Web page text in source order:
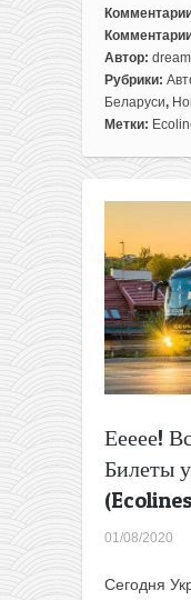
к
записи
Старт
автобусных
Автор:
Рубрики:
Беларуси,
Метки:
Еееее!
Билеты
01/08/2020
Cегодня